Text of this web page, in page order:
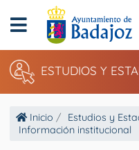
ESTUDIOS Y
Inicio Estudios y
Información institucional